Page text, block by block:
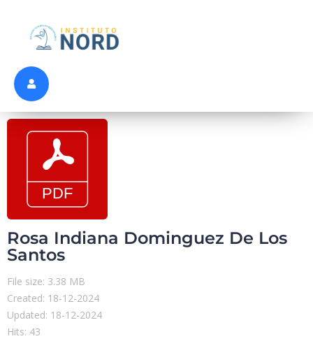
Rosa Indiana Dominguez De Los
Santos
File size: 3.38 MB
Created: 18-12-2024
Updated: 18-12-2024
Hits: 43